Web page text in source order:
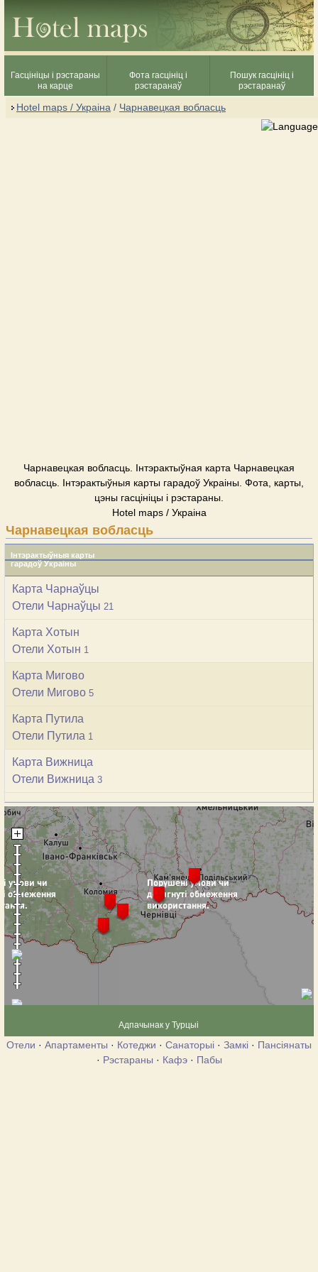
Гасцініцы і рэстараны
на карце
Фота гасцініц і
рэстаранаў
Пошук гасцініц і
рэстаранаў
Hotel maps / Украіна / Чарнавецкая вобласць
Чарнавецкая вобласць. Інтэрактыўная карта Чарнавецкая
вобласць. Інтэрактыўныя карты гарадоў Украіны. Фота, карты,
цэны гасцініцы і рэстараны.
Hotel maps / Украіна
Чарнавецкая вобласць
Інтэрактыўныя карты
гарадоў Украіны
Карта Чарнаўцы
Отели Чарнаўцы 21
Карта Хотын
Отели Хотын 1
Карта Мигово
Отели Мигово 5
Карта Путила
Отели Путила 1
Карта Вижница
Отели Вижница 3
Адпачынак у Турцыі
Отели · Апартаменты · Котеджи · Санаторыі · Замкі · Пансіянаты
· Рэстараны · Кафэ· Пабы